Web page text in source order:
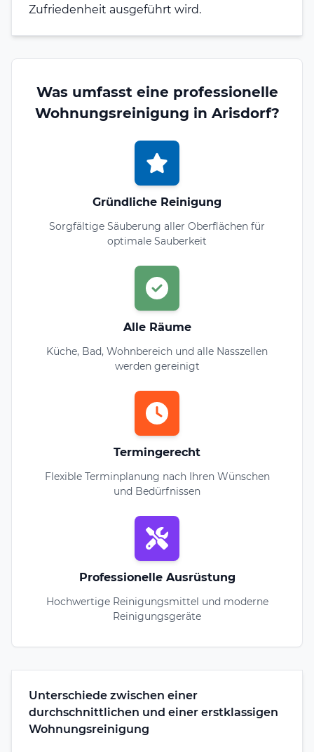
Zufriedenheit ausgeführt wird.
Was umfasst eine professionelle
Wohnungsreinigung in Arisdorf?
Gründliche Reinigung
Sorgfältige Säuberung aller Oberflächen für
optimale Sauberkeit
Alle Räume
Küche, Bad, Wohnbereich und alle Nasszellen
werden gereinigt
Termingerecht
Flexible Terminplanung nach Ihren Wünschen
und Bedürfnissen
Professionelle Ausrüstung
Hochwertige Reinigungsmittel und moderne
Reinigungsgeräte
Unterschiede zwischen einer
durchschnittlichen und einer erstklassigen
Wohnungsreinigung